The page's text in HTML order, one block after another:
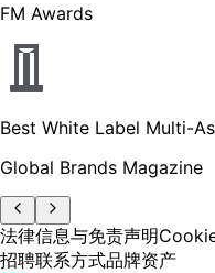
FM Awards
Best White Label Multi-
Global Brands Magazine
法律信息与免责声明
招聘联系方式品牌资产